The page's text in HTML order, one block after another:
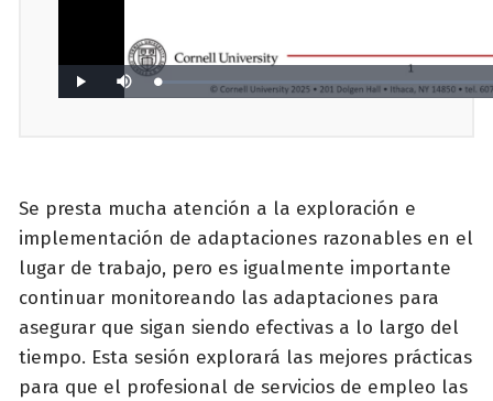
Se presta mucha atención a la exploración e
implementación de adaptaciones razonables en el
lugar de trabajo, pero es igualmente importante
continuar monitoreando las adaptaciones para
asegurar que sigan siendo efectivas a lo largo del
tiempo. Esta sesión explorará las mejores prácticas
para que el profesional de servicios de empleo las